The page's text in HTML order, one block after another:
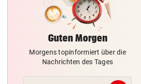
Guten Morgen
Morgens topinformiert über die
Nachrichten des Tages